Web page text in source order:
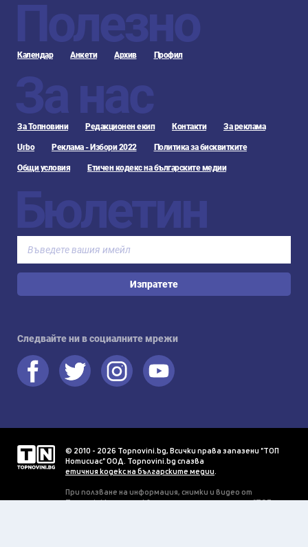
Полезно
Календар Анкети Архив Профил
За нас
За Топновини Редакционен екип Контакти За реклама
Urbo Реклама - Избори 2022 Политика за бисквитките
Общи условия Етичен кодекс на българските медии
Бюлетин
Изпратете
Следвайте ни в социалните мрежи
© 2010 - 2026 Topnovini.bg, Всички права запазени "ТОП
Нотисиас" ООД. Topnovini.bg спазва
етичния кодекс на българските медии
При ползване на информация, снимки и видео от
Topnovini.bg се изисква писмено разрешение от "ТОП